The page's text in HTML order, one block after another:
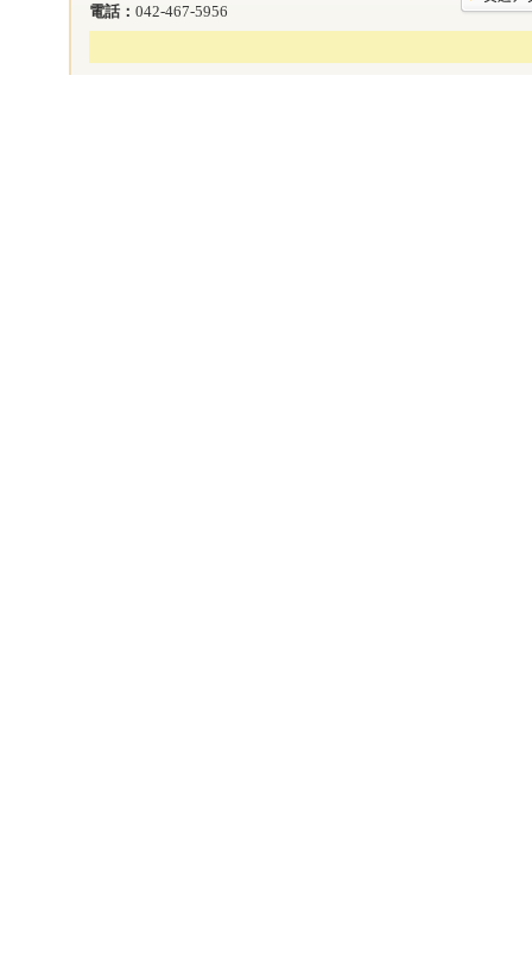
電話： 042-467-5956